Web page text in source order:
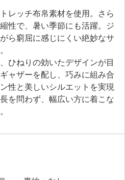
レッチ布帛素材を使用。さら
性で、暑い季節にも活躍。ジ
ら窮屈に感じにくい絶妙なサ
ひねりの効いたデザインが目
ャザーを配し、巧みに組み合
性と美しいシルエットを実現
を問わず、幅広い方に着こな